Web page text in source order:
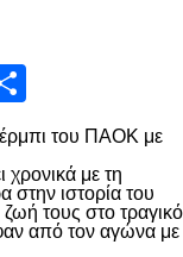
του ΠΑΟΚ με
με τη
ιστορία του
τους στο τραγικό
από τον αγώνα με